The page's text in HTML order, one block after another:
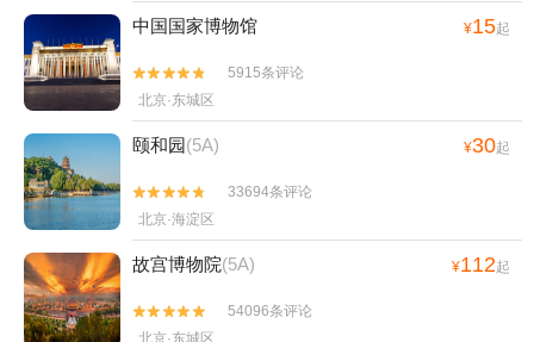
中国国家博物馆 ¥15起


5915条评论
北京·东城区
颐和园(5A) ¥30起


33694条评论
北京·海淀区
故宫博物院(5A) ¥112起


54096条评论